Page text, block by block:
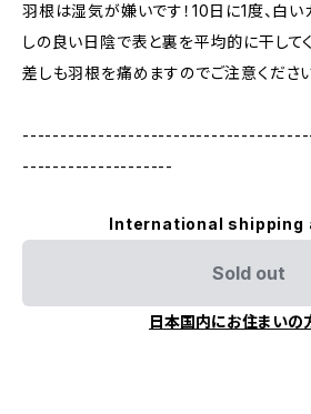
羽根は湿気が嫌いです！10日に1度、白い
しの良い日陰で表と裏を平均的に干して
差しも羽根を痛めますのでご注意ください
--------------------
International shipping
Sold out
日本国内にお住まいの